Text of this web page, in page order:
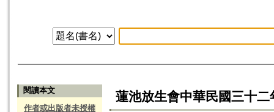
閱讀本文
作者或出版者未授權
蓮池放生會中華民國三十